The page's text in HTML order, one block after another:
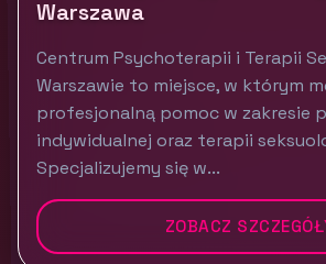
Warszawa
Centrum Psychoterapii i Terapii
Warszawie to miejsce, w którym
profesjonalną pomoc w zakresie
indywidualnej oraz terapii
Specjalizujemy się w...
ZOBACZ